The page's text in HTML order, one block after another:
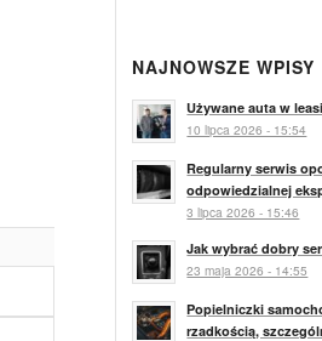
NAJNOWSZE WPISY
Używane auta w
10 lipca 2026 - 15:54
Regularny serwis
odpowiedzialnej
3 lipca 2026 - 15:46
Jak wybrać dobry
23 maja 2026 - 14:55
Popielniczki
rzadkością,